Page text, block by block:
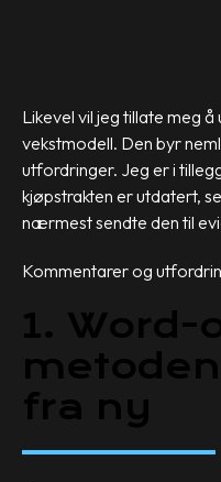
Likevel vil jeg tillate meg
vekstmodell. Den byr
utfordringer. Jeg er i
kjøpstrakten er utdatert,
nærmest sendte den til
Kommentarer og
1.
fra ny